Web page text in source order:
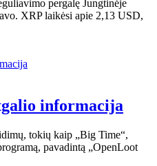
pergalę Jungtinėje
XRP laikėsi apie 2,13 USD,
informacija
tokių kaip „Big Time“,
pavadintą „OpenLoot